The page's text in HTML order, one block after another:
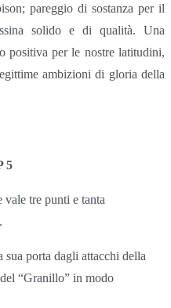
pareggio di sostanza per il
solido e di qualità. Una
positiva per le nostre latitudini,
ambizioni di gloria della
5
tre punti e tanta
porta dagli attacchi della
“Granillo” in modo